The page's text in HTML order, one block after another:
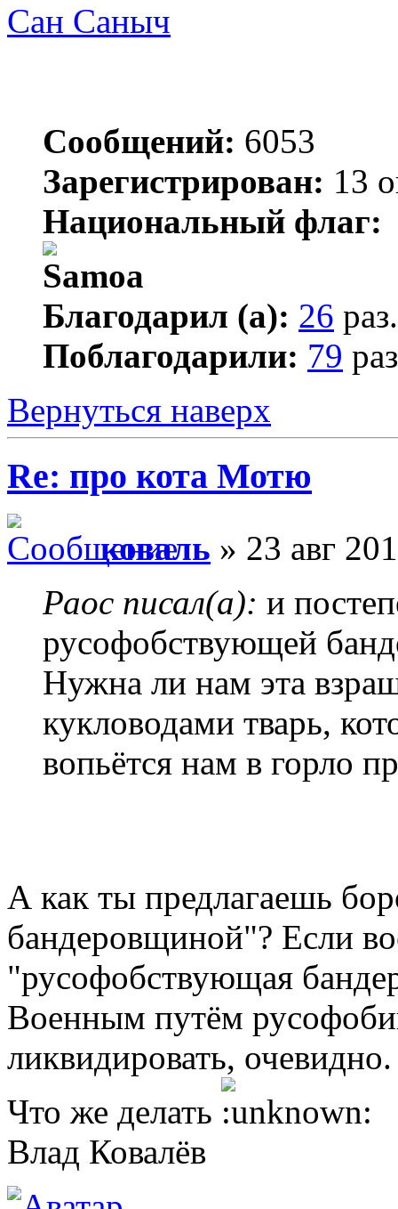
Сан Саныч
Сообщений: 6053
Зарегистрирован: 13
Национальный флаг:
Благодарил (а): 26 раз.
Поблагодарили: 79
Вернуться наверх
Re: про кота Мотю
коваль » 23 авг
Раос писал(а): и
русофобствующей
Нужна ли нам эта
кукловодами тварь,
вопьётся нам в горло
А как ты предлагаешь
бандеровщиной"? Если
"русофобствующая
Военным путём
ликвидировать, очевидно.
Что же делать
Влад Ковалёв